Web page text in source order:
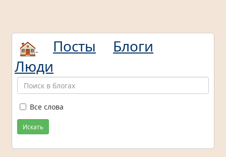
Посты
Блоги
Люди
Все слова
Искать